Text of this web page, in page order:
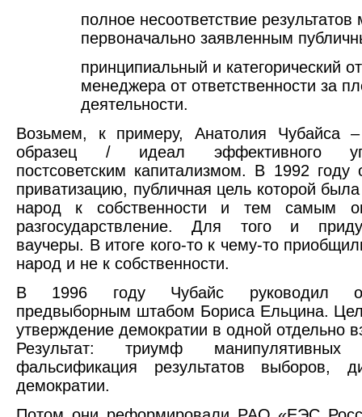
полное несоответствие
первоначально заявленным
принципиальный и категорический
менеджера от ответственности за
деятельности.
Возьмем, к примеру, Анатолия Чубайса
образец / идеал эффективного
постсоветским капитализмом. В 1992 году
приватизацию, публичная цель которой
народ к собственности и тем самым
разгосударствление. Для того и
ваучеры. В итоге кого-то к чему-то
народ и не к собственности.
В 1996 году Чубайс руководил
предвыборным штабом Бориса Ельцина.
утверждение демократии в одной отдельно
Результат: триумф манипулятивных
фальсификация результатов выборов,
демократии.